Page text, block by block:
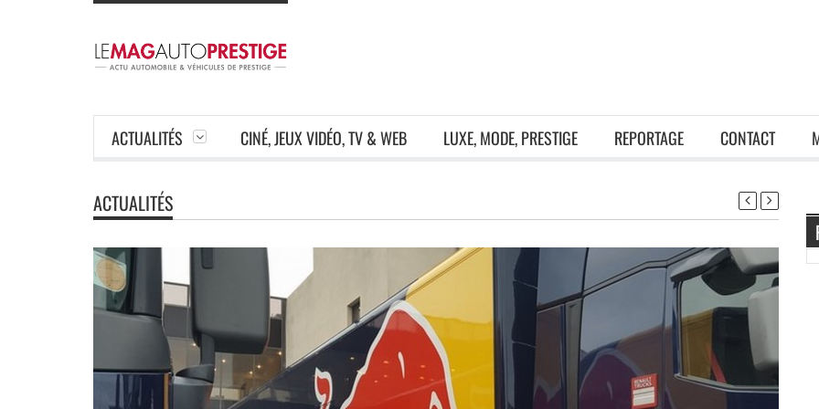
ACTUALITÉS CINÉ, JEUX VIDÉO, TV & WEB LUXE, MODE, PRESTIGE REPORTAGE CONTACT
ACTUALITÉS